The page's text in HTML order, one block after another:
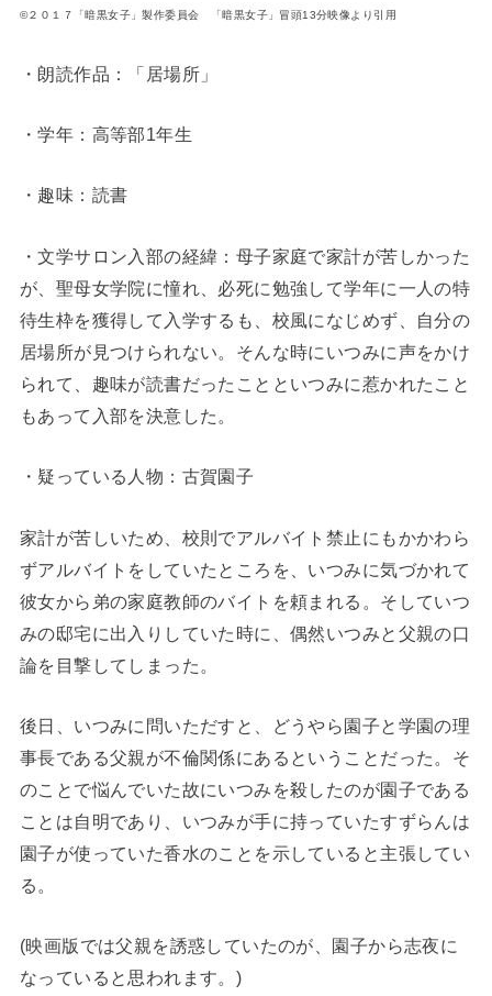
©２０１７「暗黒女子」製作委員会 「暗黒女子」冒頭13分映像より引用
・朗読作品：「居場所」
・学年：高等部1年生
・趣味：読書
・文学サロン入部の経緯：母子家庭で家計が苦しかった
が、聖母女学院に憧れ、必死に勉強して学年に一人の特
待生枠を獲得して入学するも、校風になじめず、自分の
居場所が見つけられない。そんな時にいつみに声をかけ
られて、趣味が読書だったことといつみに惹かれたこと
もあって入部を決意した。
・疑っている人物：古賀園子
家計が苦しいため、校則でアルバイト禁止にもかかわら
ずアルバイトをしていたところを、いつみに気づかれて
彼女から弟の家庭教師のバイトを頼まれる。そしていつ
みの邸宅に出入りしていた時に、偶然いつみと父親の口
論を目撃してしまった。
後日、いつみに問いただすと、どうやら園子と学園の理
事長である父親が不倫関係にあるということだった。そ
のことで悩んでいた故にいつみを殺したのが園子である
ことは自明であり、いつみが手に持っていたすずらんは
園子が使っていた香水のことを示していると主張してい
る。
(映画版では父親を誘惑していたのが、園子から志夜に
なっていると思われます。)